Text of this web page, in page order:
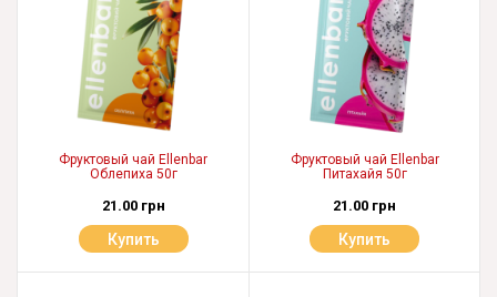
Фруктовый чай Ellenbar
Облепиха 50г
21.00 грн
Купить
Фруктовый чай Ellenbar
Питахайя 50г
21.00 грн
Купить